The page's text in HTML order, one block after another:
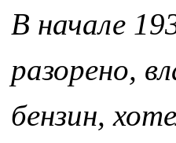
В начале
разорено,
бензин,